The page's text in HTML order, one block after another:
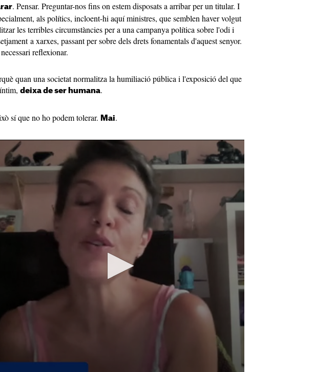
. Pensar. Preguntar-nos fins on estem disposats a arribar per un titular. I
als polítics, incloent-hi aquí ministres, que semblen haver volgut
les terribles circumstàncies per a una campanya política sobre l'odi i
a xarxes, passant per sobre dels drets fonamentals d'aquest senyor.
reflexionar.
quan una societat normalitza la humiliació pública i l'exposició del que
deixa de ser humana.
sí que no ho podem tolerar. Mai.